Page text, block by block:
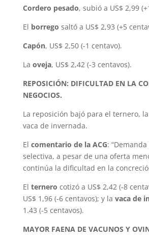
Cordero pesado, subió a US$ 2,99
El borrego saltó a US$ 2,93 (+5
Capón, US$ 2,50 (-1 centavo).
La oveja, US$ 2,42 (-3 centavos).
REPOSICIÓN: DIFICULTAD EN LA
NEGOCIOS.
La reposición bajó para el ternero,
vaca de invernada.
El comentario de la ACG:
selectiva, a pesar de una oferta
continúa la dificultad en la
El ternero cotizó a US$ 2,42 (-8
US$ 1,96 (-6 centavos); y la vaca de
1.43 (-5 centavos).
MAYOR FAENA DE VACUNOS Y